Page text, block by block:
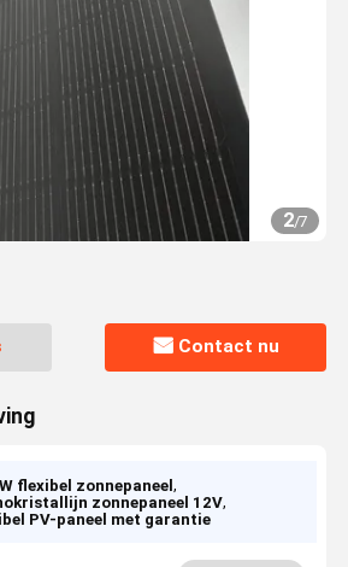
2/7
Contact nu
flexibel zonnepaneel,
zonnepaneel 12V,
PV-paneel met garantie